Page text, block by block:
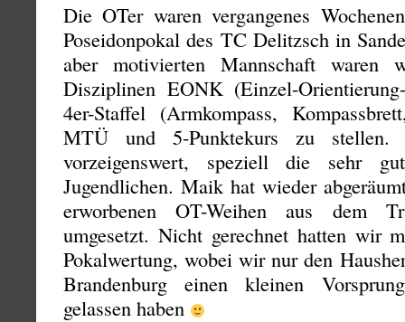
Die OTer waren vergangenes
Poseidonpokal des TC Delitzsch in
aber motivierten Mannschaft waren
Disziplinen EONK (Einzel-
4er-Staffel (Armkompass,
MTÜ und 5-Punktekurs zu stellen.
vorzeigenswert, speziell die sehr
Jugendlichen. Maik hat wieder
erworbenen OT-Weihen aus dem
umgesetzt. Nicht gerechnet hatten wir
Pokalwertung, wobei wir nur den
Brandenburg einen kleinen
gelassen haben